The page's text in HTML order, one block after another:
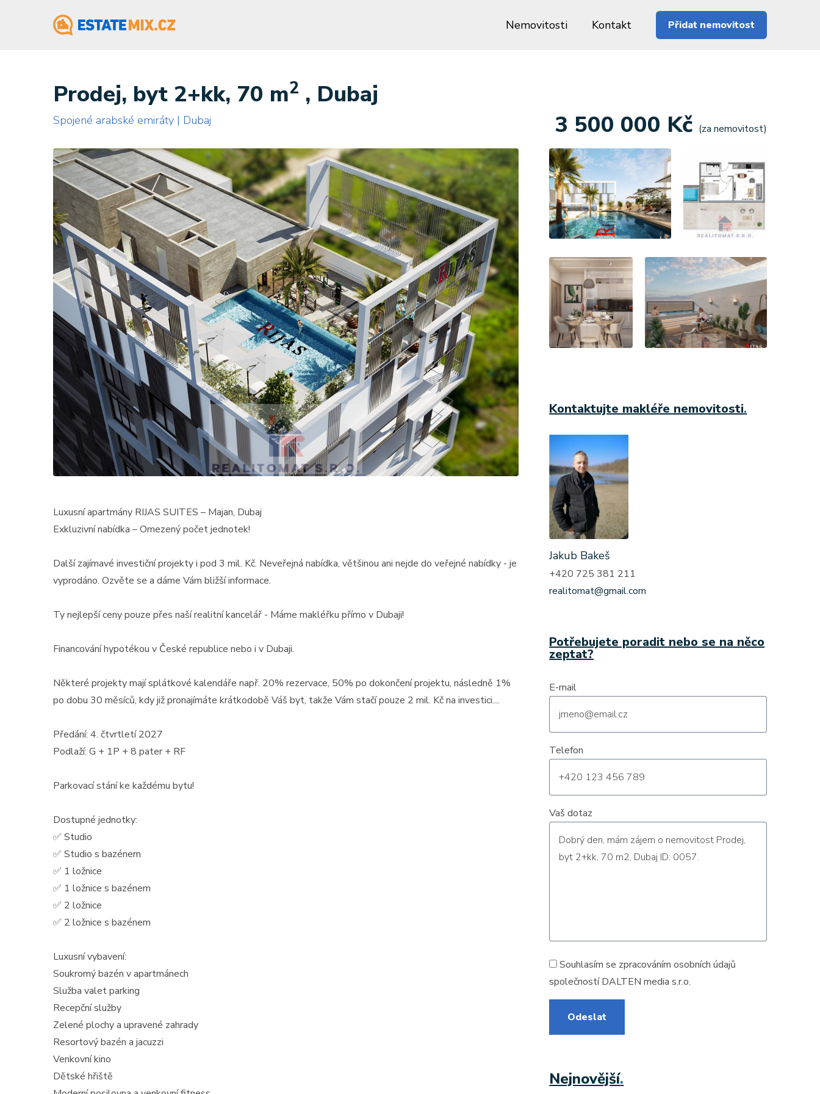
Nemovitosti Kontakt Přidat nemovitost
Prodej, byt 2+kk, 70 m2 , Dubaj
Spojené arabské emiráty | Dubaj 3 500 000 Kč (za nemovitost)
Luxusní apartmány RIJAS SUITES – Majan, Dubaj
Exkluzivní nabídka – Omezený počet jednotek!
Další zajímavé investiční projekty i pod 3 mil. Kč. Neveřejná nabídka, většinou ani nejde do veřejné nabídky - je
vyprodáno. Ozvěte se a dáme Vám bližší informace.
Ty nejlepší ceny pouze přes naší realitní kancelář - Máme makléřku přímo v Dubaji!
Financování hypotékou v České republice nebo i v Dubaji.
Některé projekty mají splátkové kalendáře např. 20% rezervace, 50% po dokončení projektu, následně 1%
po dobu 30 měsíců, kdy již pronajímáte krátkodobě Váš byt, takže Vám stačí pouze 2 mil. Kč na investici....
Předání: 4. čtvrtletí 2027
Podlaží: G + 1P + 8 pater + RF
Parkovací stání ke každému bytu!
Dostupné jednotky:
✅ Studio
✅ Studio s bazénem
✅ 1 ložnice
✅ 1 ložnice s bazénem
✅ 2 ložnice
✅ 2 ložnice s bazénem
Luxusní vybavení:
Soukromý bazén v apartmánech
Služba valet parking
Recepční služby
Zelené plochy a upravené zahrady
Resortový bazén a jacuzzi
Venkovní kino
Dětské hřiště
Kontaktujte makléře nemovitosti.
Jakub Bakeš
+420 725 381 211
realitomat@gmail.com
Potřebujete poradit nebo se na něco
zeptat?
E-mail
Telefon
Vaš dotaz
Souhlasím se zpracovánímosobních údajů
společností DALTEN media s.r.o.
Odeslat
Nejnovější.